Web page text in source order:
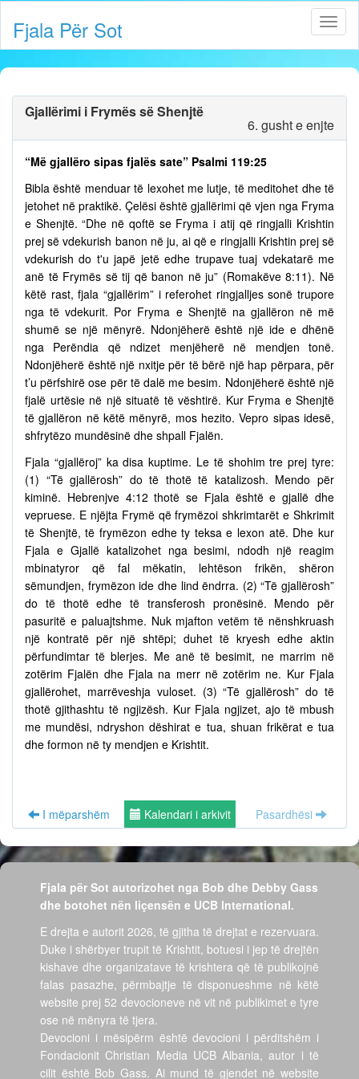
Fjala Për Sot
Gjallërimi i Frymës së Shenjtë
6. gusht e enjte
“Më gjallëro sipas fjalës sate” Psalmi 119:25
Bibla është menduar të lexohet me lutje, të meditohet dhe të
jetohet në praktikë. Çelësi është gjallërimi që vjen nga Fryma
e Shenjtë. “Dhe në qoftë se Fryma i atij që ringjalli Krishtin
prej së vdekurish banon në ju, ai që e ringjalli Krishtin prej së
vdekurish do t'u japë jetë edhe trupave tuaj vdekatarë me
anë të Frymës së tij që banon në ju” (Romakëve 8:11). Në
këtë rast, fjala “gjallërim” i referohet ringjalljes sonë trupore
nga të vdekurit. Por Fryma e Shenjtë na gjallëron në më
shumë se një mënyrë. Ndonjëherë është një ide e dhënë
nga Perëndia që ndizet menjëherë në mendjen tonë.
Ndonjëherë është një nxitje për të bërë një hap përpara, për
t’u përfshirë ose për të dalë me besim. Ndonjëherë është një
fjalë urtësie në një situatë të vështirë. Kur Fryma e Shenjtë
të gjallëron në këtë mënyrë, mos hezito. Vepro sipas idesë,
shfrytëzo mundësinë dhe shpall Fjalën.
Fjala “gjallëroj” ka disa kuptime. Le të shohim tre prej tyre:
(1) “Të gjallërosh” do të thotë të katalizosh. Mendo për
kiminë. Hebrenjve 4:12 thotë se Fjala është e gjallë dhe
vepruese. E njëjta Frymë që frymëzoi shkrimtarët e Shkrimit
të Shenjtë, të frymëzon edhe ty teksa e lexon atë. Dhe kur
Fjala e Gjallë katalizohet nga besimi, ndodh një reagim
mbinatyror që fal mëkatin, lehtëson frikën, shëron
sëmundjen, frymëzon ide dhe lind ëndrra. (2) “Të gjallërosh”
do të thotë edhe të transferosh pronësinë. Mendo për
pasuritë e paluajtshme. Nuk mjafton vetëm të nënshkruash
një kontratë për një shtëpi; duhet të kryesh edhe aktin
përfundimtar të blerjes. Me anë të besimit, ne marrim në
zotërim Fjalën dhe Fjala na merr në zotërim ne. Kur Fjala
gjallërohet, marrëveshja vuloset. (3) “Të gjallërosh” do të
thotë gjithashtu të ngjizësh. Kur Fjala ngjizet, ajo të mbush
me mundësi, ndryshon dëshirat e tua, shuan frikërat e tua
dhe formon në ty mendjen e Krishtit.
I mëparshëm Kalendari i arkivit Pasardhësi
Fjala për Sot autorizohet nga Bob dhe Debby Gass
dhe botohet nën liçensën e UCB International.
E drejta e autorit 2026, të gjitha të drejtat e rezervuara.
Duke i shërbyer trupit të Krishtit, botuesi i jep të drejtën
kishave dhe organizatave të krishtera që të publikojnë
falas pasazhe, përmbajtje të disponueshme në këtë
website prej 52 devocioneve në vit në publikimet e tyre
ose në mënyra të tjera.
Devocioni i mësipërm është devocioni i përditshëm i
Fondacionit Christian Media UCB Albania, autor i të
cilit është Bob Gass. Ai mund të gjendet në website